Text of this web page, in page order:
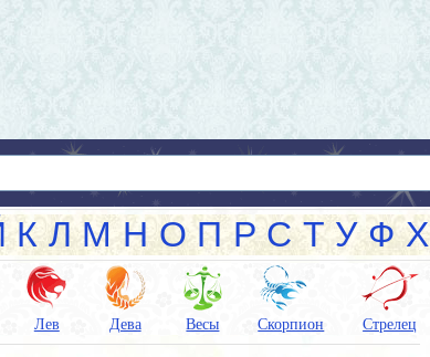
К Л М Н О П Р С Т У Ф Х
Лев Дева Весы Скорпион Стрелец